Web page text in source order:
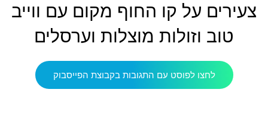
צעירים על קו החוף מקום עם ווייב
טוב וזולות מוצלות וערסלים
לחצו לפוסט עם התגובות בקבוצת הפייסבוק